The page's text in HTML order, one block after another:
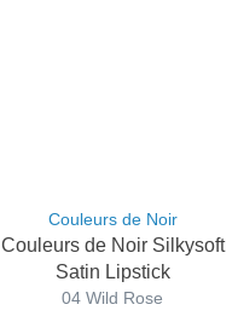
Couleurs de Noir
Couleurs de Noir Silkysoft
Satin Lipstick
04 Wild Rose